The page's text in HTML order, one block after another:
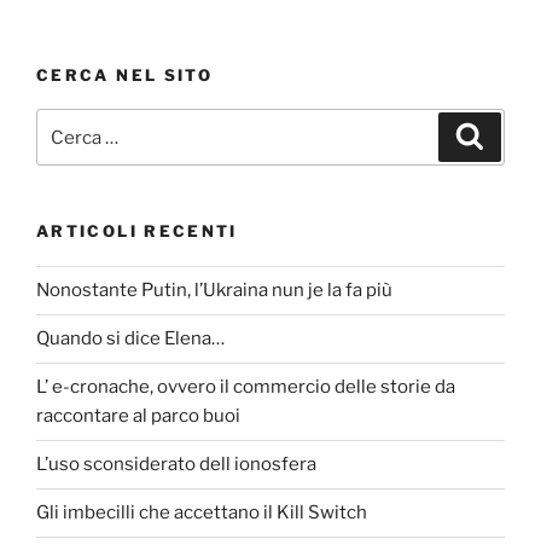
CERCA NEL SITO
ARTICOLI RECENTI
Nonostante Putin, l’Ukraina nun je la fa più
Quando si dice Elena…
L’ e-cronache, ovvero il commercio delle storie da
raccontare al parco buoi
L’uso sconsiderato dell ionosfera
Gli imbecilli che accettano il Kill Switch